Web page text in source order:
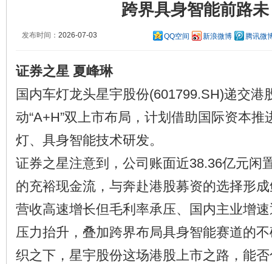
跨界具身智能前路
发布时间： 2026-07-03 QQ空间 新浪微博 腾讯微
证券之星 夏峰琳
国内车灯龙头星宇股份(601799.SH)递交港
动“A+H”双上市布局，计划借助国际资本
灯、具身智能技术研发。
证券之星注意到，公司账面近38.36亿元闲
的充裕现金流，与奔赴港股募资的选择形
营收高速增长但毛利率承压、国内主业增
压力抬升，叠加跨界布局具身智能赛道的
织之下，星宇股份这场港股上市之路，能